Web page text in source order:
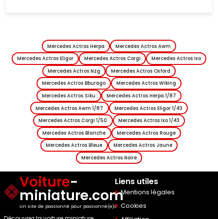
Mercedes Actros Herpa
Mercedes Actros Awm
Mercedes Actros Eligor
Mercedes Actros Corgi
Mercedes Actros Ixo
Mercedes Actros Nzg
Mercedes Actros Oxford
Mercedes Actros Bburago
Mercedes Actros Wiking
Mercedes Actros Siku
Mercedes Actros Herpa 1/87
Mercedes Actros Awm 1/87
Mercedes Actros Eligor 1/43
Mercedes Actros Corgi 1/50
Mercedes Actros Ixo 1/43
Mercedes Actros Blanche
Mercedes Actros Rouge
Mercedes Actros Bleue
Mercedes Actros Jaune
Mercedes Actros Noire
Voiture-
miniature.com
Un site de passionné pour passionné(e)s
Liens utiles
Mentions légales
Cookies